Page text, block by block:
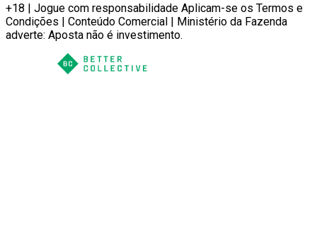
+18 | Jogue com responsabilidade Aplicam-se os Termos e
Condições | Conteúdo Comercial | Ministério da Fazenda
adverte: Aposta não é investimento.